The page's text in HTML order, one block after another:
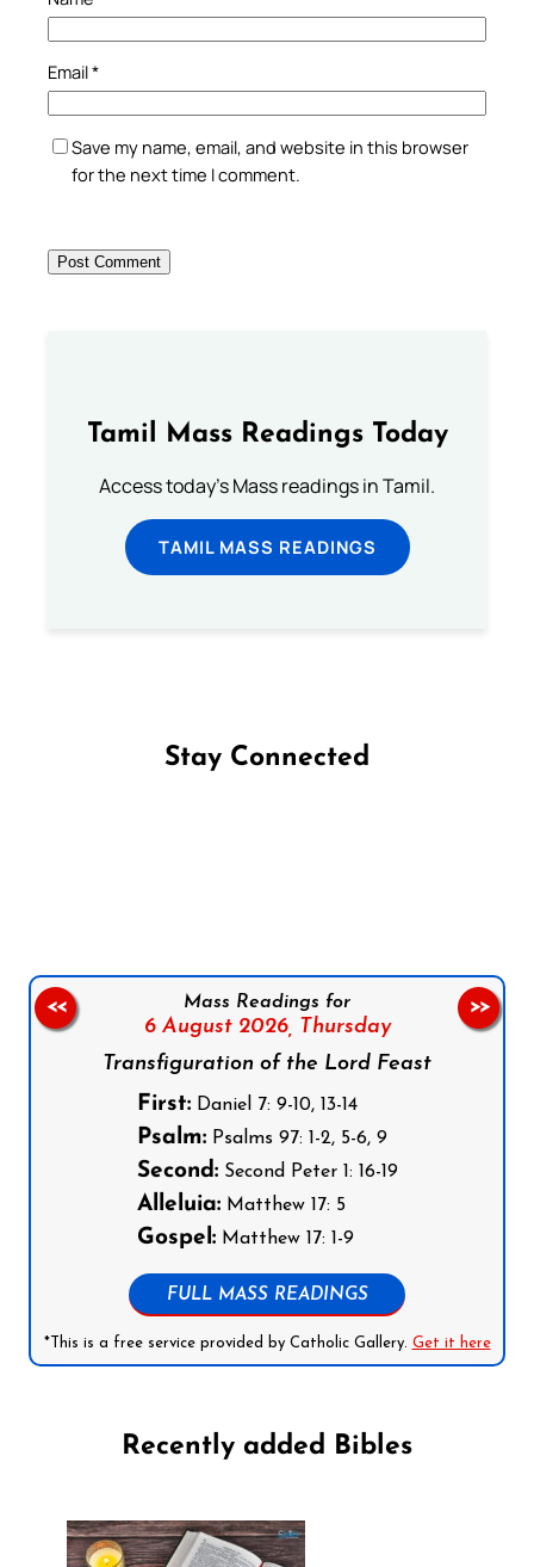
Email*
Save my name, email, and website in this browser
for the next time I comment.
Tamil Mass Readings Today
Access today's Mass readings in Tamil.
TAMIL MASS READINGS
Stay Connected
Mass Readings for
6 August 2026, Thursday
Transfiguration of the Lord Feast
First:Daniel 7: 9-10, 13-14
Psalm:Psalms 97: 1-2, 5-6, 9
Second:Second Peter 1: 16-19
Alleluia:Matthew 17: 5
Gospel:Matthew 17: 1-9
FULL MASS READINGS
*This is a free service provided by Catholic Gallery. Get it here
<< >>
Recently added Bibles